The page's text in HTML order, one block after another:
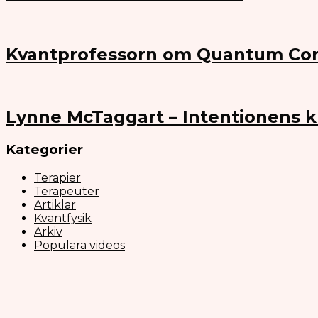
Kvantprofessorn om Quantum
Lynne McTaggart – Intentionens
Kategorier
Terapier
Terapeuter
Artiklar
Kvantfysik
Arkiv
Populära videos